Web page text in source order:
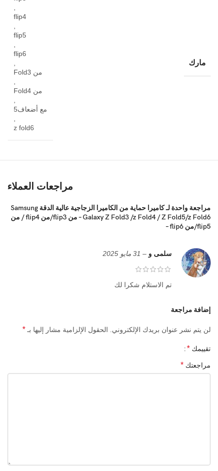
مارك
,
flip4
,
flip5
,
flip6
,
من Fold3
,
من Fold4
,
مع أضعاف5
,
z fold6
مراجعات العملاء
مراجعة واحدة لـ
كاميرا حماية من الكاميرا الزجاجية عالية الدقة Samsung
Galaxy Z Fold3 /z ​​Fold4 / Z Fold5/z Fold6 – من flip3/من flip4 / من
flip5/من flip6 –
سلمى و – 31 مايو 2025
تم الاستلام شكرا لك
إضافة مراجعة
لن يتم نشر عنوان بريدك الإلكتروني. الحقول الإلزامية مشار إليها بـ*
تقييمك *
مراجعتك *